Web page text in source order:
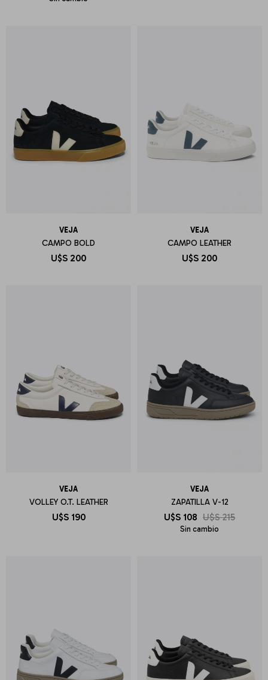
VEJA
CAMPO BOLD
U$S 200
VEJA
CAMPO LEATHER
U$S 200
VEJA
VOLLEY O.T. LEATHER
U$S 190
VEJA
ZAPATILLA V-12
U$S 108 U$S 215
Sin cambio